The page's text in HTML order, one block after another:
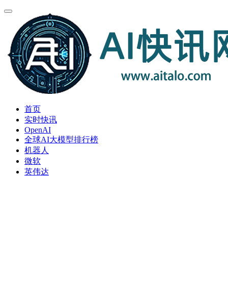
首页
实时快讯
OpenAI
全球AI大模型排行榜
机器人
微软
英伟达